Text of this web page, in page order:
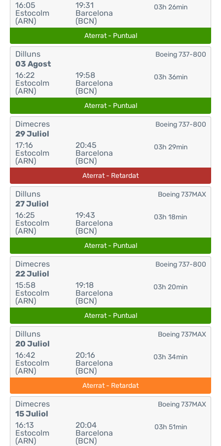
16:05
Estocolm
(ARN)
19:31
Barcelona
(BCN)
03h 26min
Aterrat - Puntual
Dilluns
03 Agost
16:22
Estocolm
(ARN)
19:58
Barcelona
(BCN)
03h 36min
Boeing 737-800
Aterrat - Puntual
Dimecres
29 Juliol
17:16
Estocolm
(ARN)
20:45
Barcelona
(BCN)
03h 29min
Boeing 737-800
Aterrat - Retardat
Dilluns
27 Juliol
16:25
Estocolm
(ARN)
19:43
Barcelona
(BCN)
03h 18min
Boeing 737MAX
Aterrat - Puntual
Dimecres
22 Juliol
15:58
Estocolm
(ARN)
19:18
Barcelona
(BCN)
03h 20min
Boeing 737-800
Aterrat - Puntual
Dilluns
20 Juliol
16:42
Estocolm
(ARN)
20:16
Barcelona
(BCN)
03h 34min
Boeing 737MAX
Aterrat - Retardat
Dimecres
15 Juliol
16:13
Estocolm
(ARN)
20:04
Barcelona
(BCN)
03h 51min
Boeing 737MAX